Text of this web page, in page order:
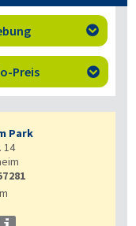

Preis 
Park
14